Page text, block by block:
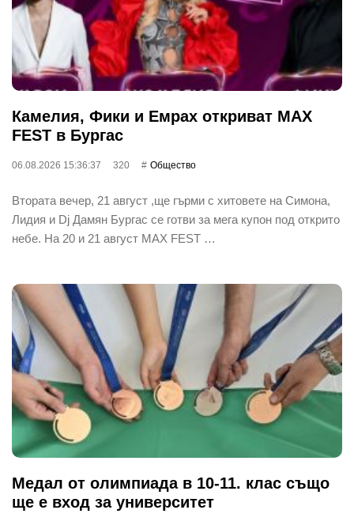
Камелия, Фики и Емрах откриват MAX
FEST в Бургас
06.08.2026 15:36:37 320 Общество
Втората вечер, 21 август ,ще гърми с хитовете на Симона,
Лидия и Dj Дамян Бургас се готви за мега купон под открито
небе. На 20 и 21 август MAX FEST …
Медал от олимпиада в 10-11. клас също
ще е вход за университет